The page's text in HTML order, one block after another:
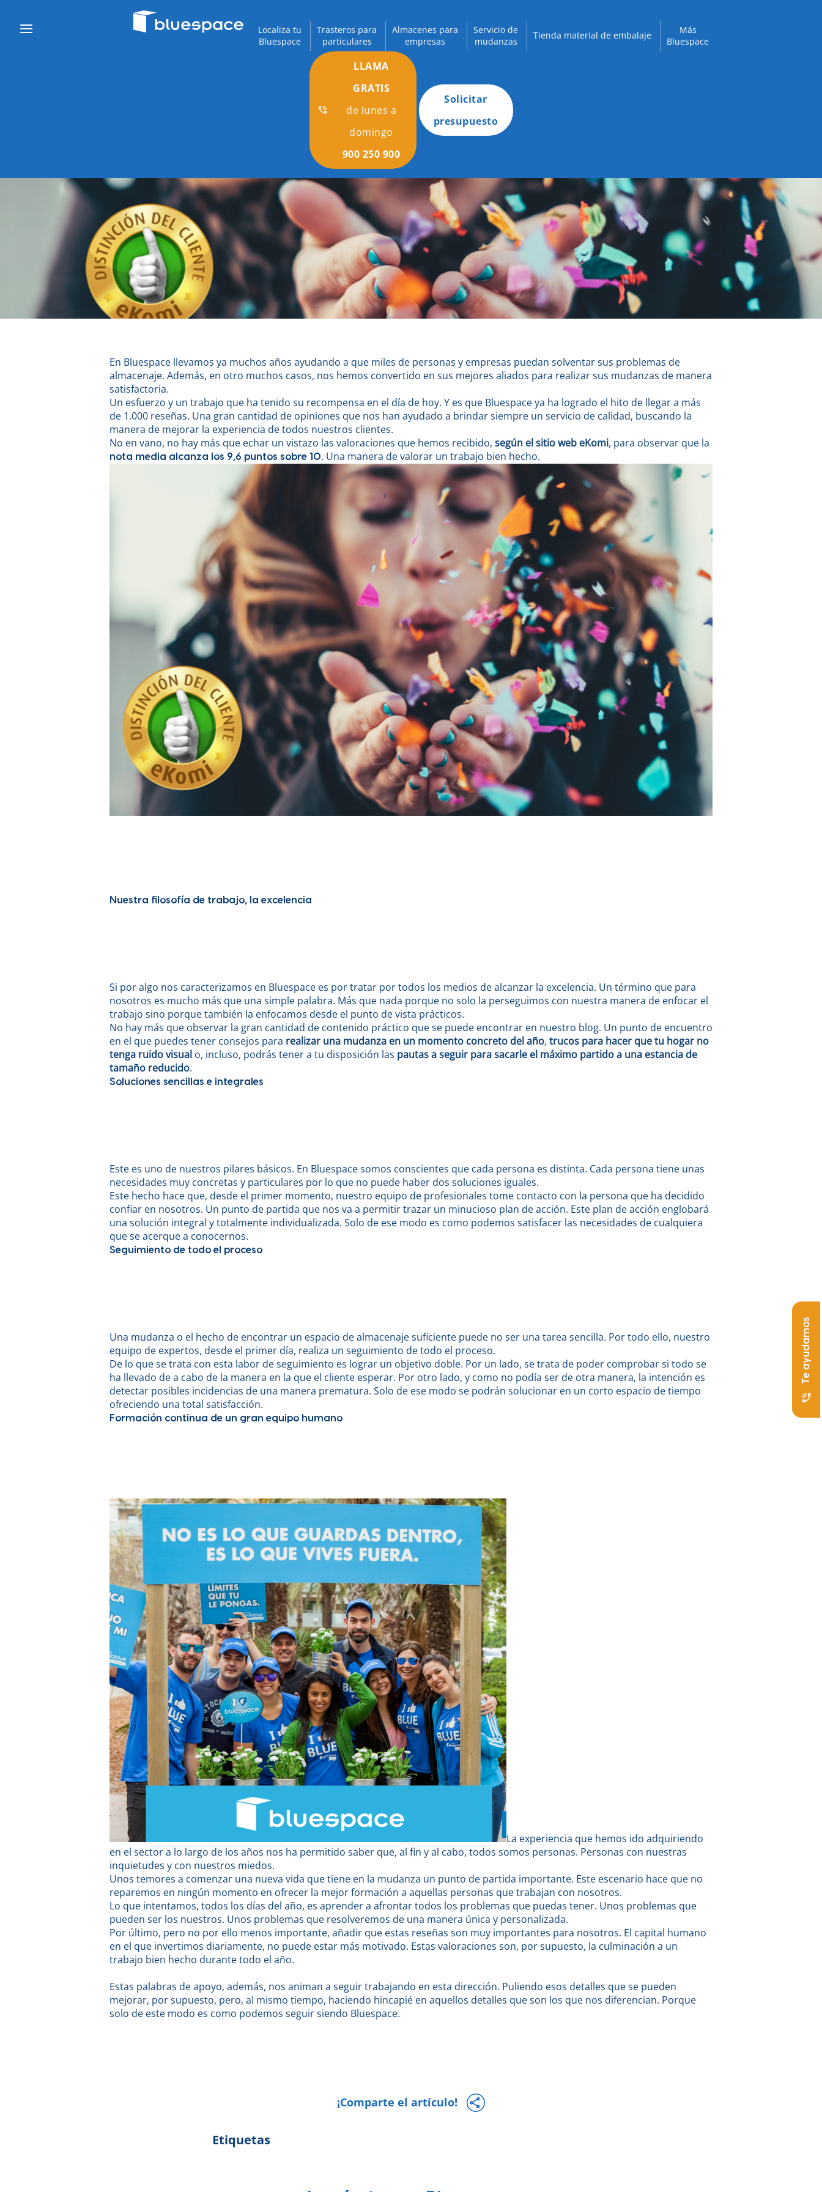
Localiza tu
Bluespace
Trasteros para
particulares
Almacenes para
empresas
Servicio de
mudanzas
Tienda material de embalaje
Más
Bluespace
LLAMA
GRATIS
de lunes a
domingo
900 250 900
Solicitar
presupuesto
Te ayudamos
En Bluespace llevamos ya muchos años ayudando a que miles de personas y empresas puedan solventar sus problemas de
almacenaje. Además, en otro muchos casos, nos hemos convertido en sus mejores aliados para realizar sus mudanzas de manera
satisfactoria.
Un esfuerzo y un trabajo que ha tenido su recompensa en el día de hoy. Y es que Bluespace ya ha logrado el hito de llegar a más
de 1.000 reseñas. Una gran cantidad de opiniones que nos han ayudado a brindar siempre un servicio de calidad, buscando la
manera de mejorar la experiencia de todos nuestros clientes.
No en vano, no hay más que echar un vistazo las valoraciones que hemos recibido, según el sitio web eKomi, para observar que la
nota media alcanza los 9,6 puntos sobre 10. Una manera de valorar un trabajo bien hecho.
Nuestra filosofía de trabajo, la excelencia
Si por algo nos caracterizamos en Bluespace es por tratar por todos los medios de alcanzar la excelencia. Un término que para
nosotros es mucho más que una simple palabra. Más que nada porque no solo la perseguimos con nuestra manera de enfocar el
trabajo sino porque también la enfocamos desde el punto de vista prácticos.
No hay más que observar la gran cantidad de contenido práctico que se puede encontrar en nuestro blog. Un punto de encuentro
en el que puedes tener consejos para realizar una mudanza en un momento concreto del año, trucos para hacer que tu hogar no
tenga ruido visual o, incluso, podrás tener a tu disposición las pautas a seguir para sacarle el máximo partido a una estancia de
tamaño reducido.
Soluciones sencillas e integrales
Este es uno de nuestros pilares básicos. En Bluespace somos conscientes que cada persona es distinta. Cada persona tiene unas
necesidades muy concretas y particulares por lo que no puede haber dos soluciones iguales.
Este hecho hace que, desde el primer momento, nuestro equipo de profesionales tome contacto con la persona que ha decidido
confiar en nosotros. Un punto de partida que nos va a permitir trazar un minucioso plan de acción. Este plan de acción englobará
una solución integral y totalmente individualizada. Solo de ese modo es como podemos satisfacer las necesidades de cualquiera
que se acerque a conocernos.
Seguimiento de todo el proceso
Una mudanza o el hecho de encontrar un espacio de almacenaje suficiente puede no ser una tarea sencilla. Por todo ello, nuestro
equipo de expertos, desde el primer día, realiza un seguimiento de todo el proceso.
De lo que se trata con esta labor de seguimiento es lograr un objetivo doble. Por un lado, se trata de poder comprobar si todo se
ha llevado de a cabo de la manera en la que el cliente esperar. Por otro lado, y como no podía ser de otra manera, la intención es
detectar posibles incidencias de una manera prematura. Solo de ese modo se podrán solucionar en un corto espacio de tiempo
ofreciendo una total satisfacción.
Formación continua de un gran equipo humano
La experiencia que hemos ido adquiriendo
en el sector a lo largo de los años nos ha permitido saber que, al fin y al cabo, todos somos personas. Personas con nuestras
inquietudes y con nuestros miedos.
Unos temores a comenzar una nueva vida que tiene en la mudanza un punto de partida importante. Este escenario hace que no
reparemos en ningún momento en ofrecer la mejor formación a aquellas personas que trabajan con nosotros.
Lo que intentamos, todos los días del año, es aprender a afrontar todos los problemas que puedas tener. Unos problemas que
pueden ser los nuestros. Unos problemas que resolveremos de una manera única y personalizada.
Por último, pero no por ello menos importante, añadir que estas reseñas son muy importantes para nosotros. El capital humano
en el que invertimos diariamente, no puede estar más motivado. Estas valoraciones son, por supuesto, la culminación a un
trabajo bien hecho durante todo el año.
Estas palabras de apoyo, además, nos animan a seguir trabajando en esta dirección. Puliendo esos detalles que se pueden
mejorar, por supuesto, pero, al mismo tiempo, haciendo hincapié en aquellos detalles que son los que nos diferencian. Porque
solo de este modo es como podemos seguir siendo Bluespace.
¡Comparte el artículo!
Etiquetas